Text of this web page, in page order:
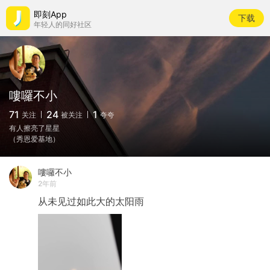
即刻App
年轻人的同好社区
下载
嘍囉不小
71 关注 24 被关注 1 夸夸
有人擦亮了星星
（秀恩爱基地）
嘍囉不小
2年前
从未见过如此大的太阳雨